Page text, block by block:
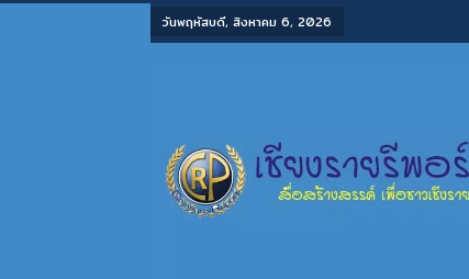
วันพฤหัสบดี, สิงหาคม 6, 2026